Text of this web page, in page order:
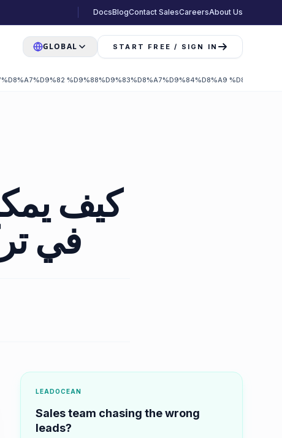
DocsBlogContact SalesCareersAbout Us
GLOBAL START FREE / SIGN IN
%D9%88%D9%83%D8%A7%D9%84%D8%A9
كيف
في
LEADOCEAN
Sales team chasing the wrong
leads?